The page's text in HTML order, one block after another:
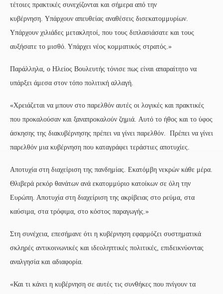
τέτοιες πρακτικές συνεχίζονται και σήμερα από την
κυβέρνηση. Υπάρχουν απευθείας αναθέσεις δισεκατομμυρίων.
Υπάρχουν χιλιάδες μετακλητοί, που τους διπλασιάσατε και τους
αυξήσατε το μισθό. Υπάρχει νέος κομματικός στρατός.»
Παράλληλα, ο Ηλείος Βουλευτής τόνισε πως είναι απαραίτητο να
υπάρξει άμεσα στον τόπο πολιτική αλλαγή.
«Χρειάζεται να μπουν στο παρελθόν αυτές οι λογικές και πρακτικές
που προκαλούσαν και ξαναπροκαλούν ζημιά. Αυτό το ήθος και το ύφος
άσκησης της διακυβέρνησης πρέπει να γίνει παρελθόν. Πρέπει να γίνει
παρελθόν μια κυβέρνηση που καταγράφει τεράστιες αποτυχίες.
Αποτυχία στη διαχείριση της πανδημίας. Εκατόμβη νεκρών κάθε μέρα.
Θλιβερά ρεκόρ θανάτων ανά εκατομμύριο κατοίκων σε όλη την
Ευρώπη. Αποτυχία στη διαχείριση της ακρίβειας στο ρεύμα, στα
καύσιμα, στα τρόφιμα, στο κόστος παραγωγής.»
Στη συνέχεια, επεσήμανε ότι η κυβέρνηση εφαρμόζει συστηματικά
σκληρές αντικοινωνικές και ιδεοληπτικές πολιτικές, επιδεικνύοντας
αναλγησία και αδιαφορία.
«Και τι κάνει η κυβέρνηση σε αυτές τις συνθήκες που πνίγουν τα